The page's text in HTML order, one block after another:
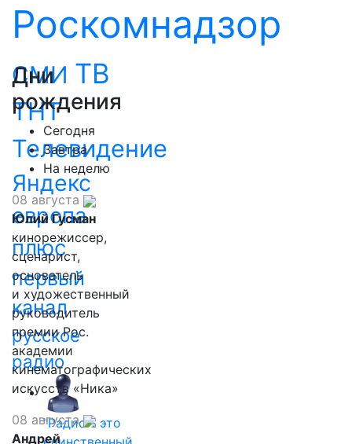
Роскомнадзор
СМИ ТВ
ТНТ
Телевидение
Яндекс
европа
плюс
первый
канал
русское
радио
"Радио - это
Дни
рождения
Сегодня
Завтра
На неделю
08 августа
Юлий Гусман
кинорежиссер,
сценарист,
основатель
и художественный
руководитель
премии Рос.
академии
кинематографических
искусств «Ника»
08 августа
Андрей